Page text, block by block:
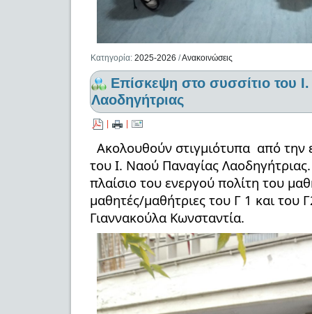
Κατηγορία:2025-2026 /Ανακοινώσεις
Επίσκεψη στο συσσίτιο του
Λαοδηγήτριας
Ακολουθούν στιγμιότυπα από την
του Ι. Ναού Παναγίας
πλαίσιο του ενεργού πολίτη του
μαθητές/μαθήτριες του Γ 1 και του
Γιαννακούλα Κωνσταντία.